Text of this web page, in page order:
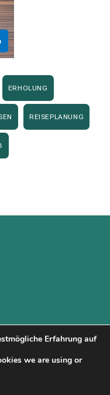
ERHOLUNG
REISEPLANUNG
Erfahrung auf
we are using or